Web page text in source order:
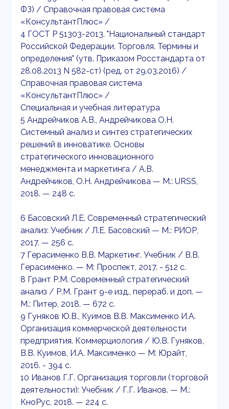
ФЗ) / Справочная правовая система
«КонсультантПлюс» /
4 ГОСТ Р 51303-2013. "Национальный стандарт
Российской Федерации. Торговля. Термины и
определения" (утв. Приказом Росстандарта от
28.08.2013 N 582-ст) (ред. от 29.03.2016) /
Справочная правовая система
«КонсультантПлюс» /
Специальная и учебная литература
5 Андрейчиков А.В., Андрейчикова О.Н.
Системный анализ и синтез стратегических
решений в инноватике. Основы
стратегического инновационного
менеджмента и маркетинга / А.В.
Андрейчиков, О.Н. Андрейчикова — М.: URSS,
2018. — 248 с.
6 Басовский Л.Е. Современный стратегический
анализ: Учебник / Л.Е. Басовский — М.: РИОР,
2017. — 256 с.
7 Герасименко В.В. Маркетинг. Учебник / В.В.
Герасименко. — М: Проспект, 2017. - 512 с.
8 Грант Р.М. Современный стратегический
анализ / Р.М. Грант 9-е изд., перераб. и доп. —
М.: Питер, 2018. — 672 с.
9 Гуняков Ю.В., Куимов В.В. Максименко И.А.
Организация коммерческой деятельности
предприятия. Коммерциология / Ю.В. Гуняков,
В.В. Куимов, И.А. Максименко — М: Юрайт,
2016. - 394 с.
10 Иванов Г.Г. Организация торговли (торговой
деятельности): Учебник / Г.Г. Иванов. — М.:
КноРус, 2018. — 224 с.